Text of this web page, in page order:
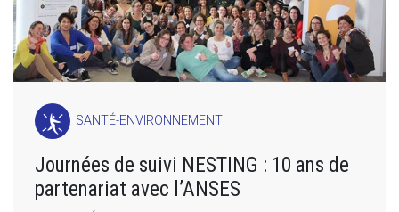
SANTÉ-ENVIRONNEMENT
Journées de suivi NESTING : 10 ans de
partenariat avec l’ANSES